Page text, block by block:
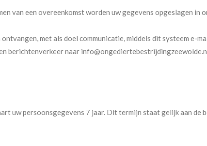
van een overeenkomst worden uw gegevens opgeslagen in
met als doel communicatie, middels dit systeem e-
berichtenverkeer naar
uw persoonsgegevens 7 jaar. Dit termijn staat gelijk aan de